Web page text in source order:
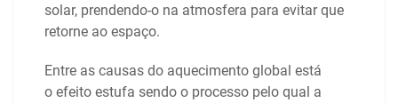
solar, prendendo-o na atmosfera para evitar que
retorne ao espaço.
Entre as causas do aquecimento global está
o efeito estufa sendo o processo pelo qual a